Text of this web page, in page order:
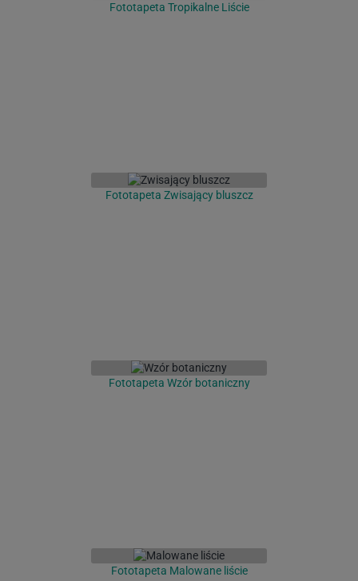
Fototapeta Tropikalne Liście
Fototapeta Zwisający bluszcz
Fototapeta Wzór botaniczny
Fototapeta Malowane liście